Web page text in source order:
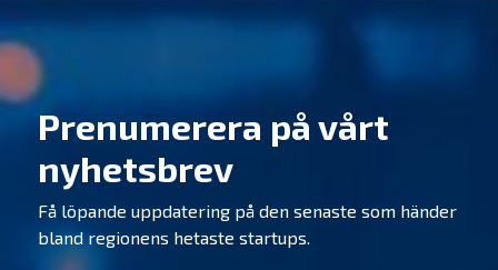
Prenumerera på vårt
nyhetsbrev
Få löpande uppdatering på den senaste som händer
bland regionens hetaste startups.